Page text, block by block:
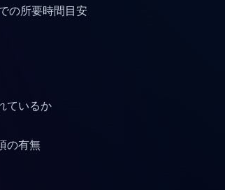
の所要時間目安
ているか
の有無